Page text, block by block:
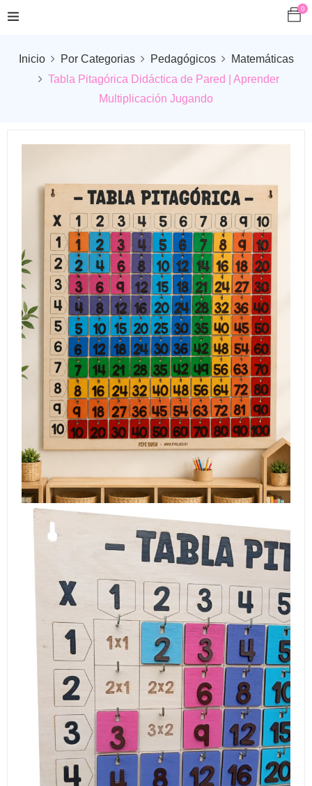
0
Inicio Por Categorias Pedagógicos
Matemáticas
Tabla Pitagórica Didáctica de Pared | Aprender
Multiplicación Jugando